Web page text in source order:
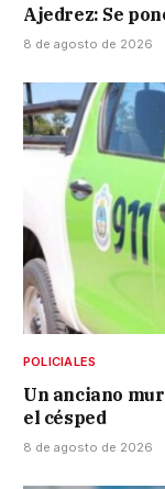
Ajedrez: Se
8 de agosto de 2026
POLICIALES
Un anciano
el césped
8 de agosto de 2026